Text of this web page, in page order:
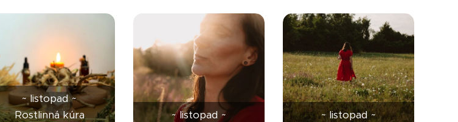
~ listopad ~
Rostlinná kúra
~ listopad ~
~ listopad ~